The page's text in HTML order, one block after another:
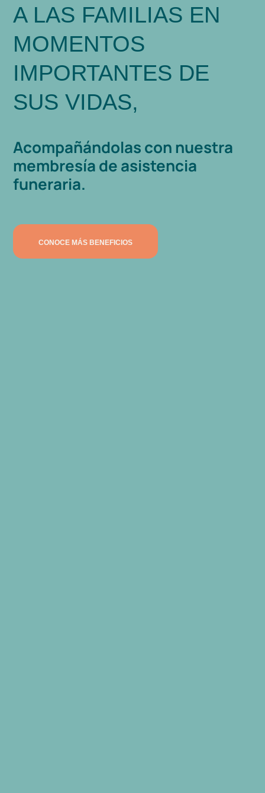
A LAS FAMILIAS EN
MOMENTOS
IMPORTANTES DE
SUS VIDAS,
Acompañándolas con nuestra
membresía de asistencia
funeraria.
CONOCE MÁS BENEFICIOS